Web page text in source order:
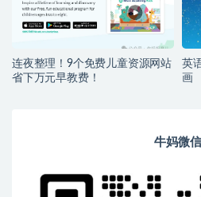
连夜整理！9个免费儿童资源网站
省下万元早教费！
英
画
牛妈微信